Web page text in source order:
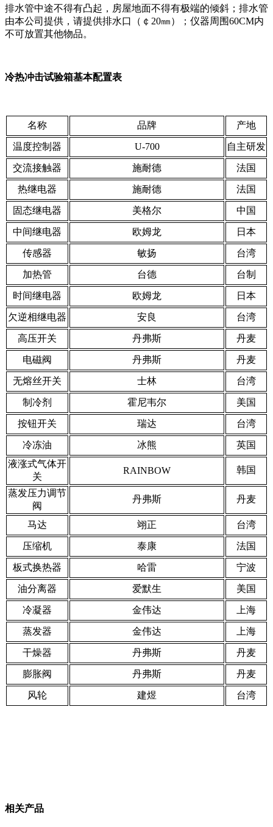
排水管中途不得有凸起，房屋地面不得有极端的倾斜；排水管
由本公司提供，请提供排水口（￠20㎜）；仪器周围60CM内
不可放置其他物品。
冷热冲击试验箱基本配置表
名称 品牌 产地
温度控制器 U-700 自主研发
交流接触器 施耐德 法国
热继电器 施耐德 法国
固态继电器 美格尔 中国
中间继电器 欧姆龙 日本
传感器 敏扬 台湾
加热管 台德 台制
时间继电器 欧姆龙 日本
欠逆相继电器 安良 台湾
高压开关 丹弗斯 丹麦
电磁阀 丹弗斯 丹麦
无熔丝开关 士林 台湾
制冷剂 霍尼韦尔 美国
按钮开关 瑞达 台湾
冷冻油 冰熊
英国
液涨式气体开
关
RAINBOW 韩国
蒸发压力调节
阀
丹弗斯 丹麦
马达 翊正 台湾
压缩机 泰康 法国
板式换热器 哈雷 宁波
油分离器 爱默生 美国
冷凝器 金伟达 上海
蒸发器 金伟达 上海
干燥器 丹弗斯 丹麦
膨胀阀 丹弗斯 丹麦
风轮 建煜 台湾
相关产品